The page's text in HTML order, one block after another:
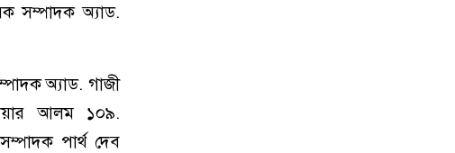
সম্পাদক অ্যাড.
অ্যাড. গাজী
আলম ১০৯.
পার্থ দেব